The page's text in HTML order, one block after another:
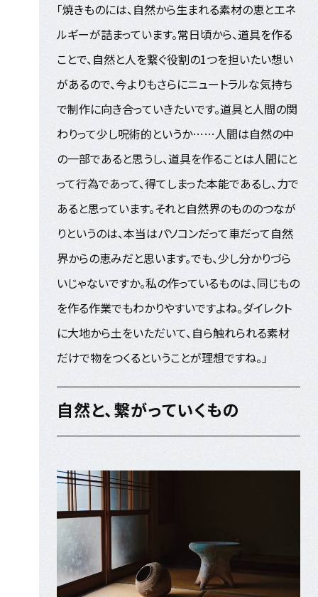
「焼きものには、自然から生まれる素材の恵とエネ
ルギーが詰まっています。常日頃から、道具を作る
ことで、自然と人を繋ぐ役割の1つを担いたい想い
があるので、今よりもさらにニュートラルな気持ち
で制作に向き合っていきたいです。道具と人間の関
わりって少し呪術的というか……人間は自然の中
の一部であると思うし、道具を作ることは人間にと
って行為であって、得てしまった本能であるし、力で
あると思っています。それと自然界のもののつなが
りというのは、本当はパソコンだって車だって自然
界からの恵みだと思います。でも、少し分かりづら
いじゃないですか。私の作っているものは、同じもの
を作る作業でもわかりやすいですよね。ダイレクト
に大地から土をいただいて、自ら触れられる素材
だけで物をつくるということが理想ですね。」
自然と、繋がっていくもの